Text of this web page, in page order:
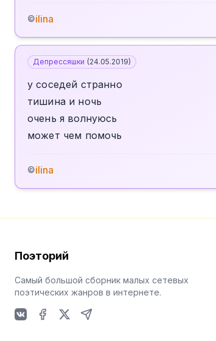
©ilina
Депрессяшки (24.05.2019)
у соседей странно
тишина и ночь
очень я волнуюсь
может чем помочь
©ilina
Поэторий
Самый большой сборник малых сетевых
поэтических жанров в интернете.